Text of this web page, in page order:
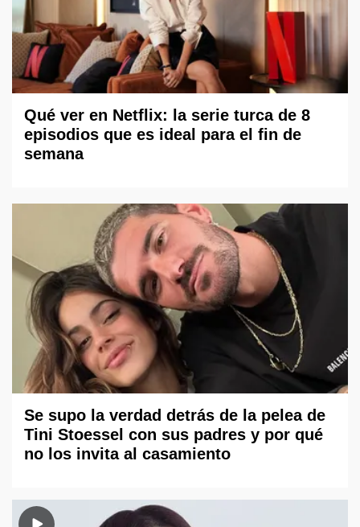
Qué ver en Netflix: la serie turca de 8
episodios que es ideal para el fin de
semana
Se supo la verdad detrás de la pelea de
Tini Stoessel con sus padres y por qué
no los invita al casamiento